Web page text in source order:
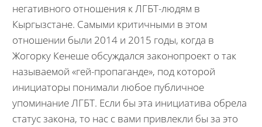
негативного отношения к ЛГБТ-людям в
Кыргызстане. Самыми критичными в этом
отношении были 2014 и 2015 годы, когда в
Жогорку Кенеше обсуждался законопроект о так
называемой «гей-пропаганде», под которой
инициаторы понимали любое публичное
упоминание ЛГБТ. Если бы эта инициатива обрела
статус закона, то нас с вами привлекли бы за это